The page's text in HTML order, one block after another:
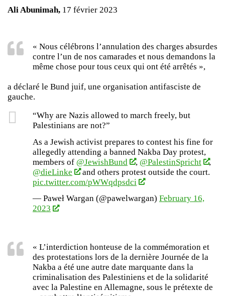
Ali Abunimah, 17 février 2023
« Nous célébrons l’annulation des charges absurdes
contre l’un de nos camarades et nous demandons la
même chose pour tous ceux qui ont été arrêtés »,
a déclaré le Bund juif, une organisation antifasciste de
gauche.
“Why are Nazis allowed to march freely, but
Palestinians are not?”
As a Jewish activist prepares to contest his fine for
allegedly attending a banned Nakba Day protest,
members of @JewishBund , @PalestinSpricht
,
@dieLinke
and others protest outside the court.
pic.twitter.com/pWWqdpsdci
— Paweł Wargan (@pawelwargan) February 16,
2023
« L’interdiction honteuse de la commémoration et
des protestations lors de la dernière Journée de la
Nakba a été une autre date marquante dans la
criminalisation des Palestiniens et de la solidarité
avec la Palestine en Allemagne, sous le prétexte de